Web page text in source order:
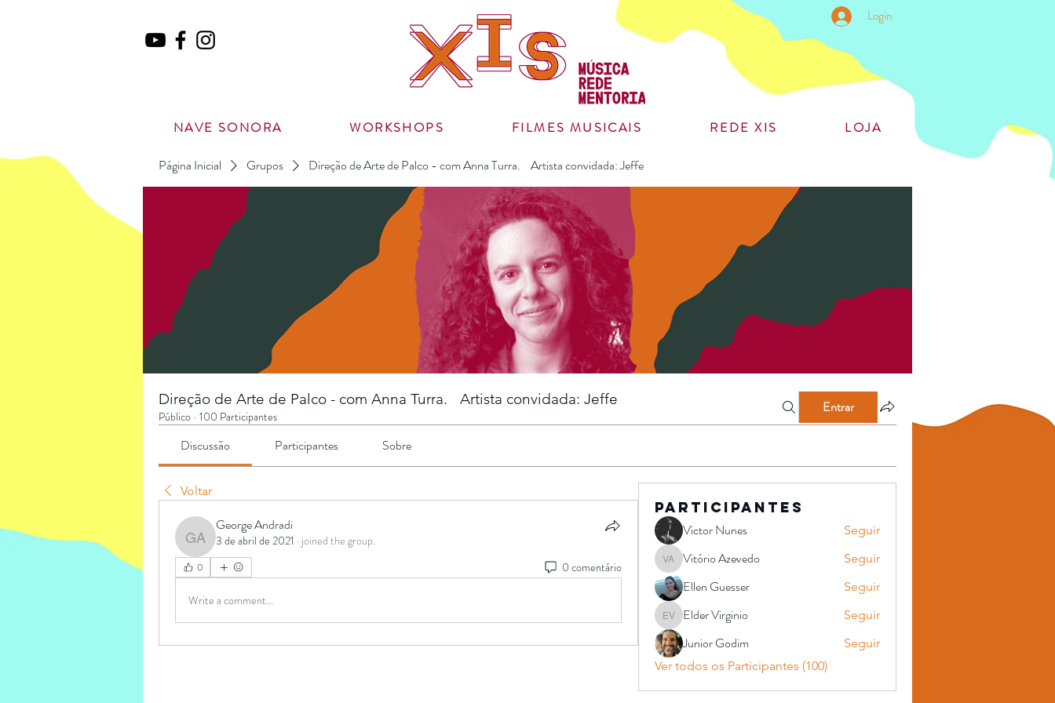
Login
NAVE SONORA WORKSHOPS FILMES MUSICAIS REDE XIS LOJA
Página Inicial Grupos Direção de Arte de Palco - com Anna Turra. Artista convidada: Jeffe
Direção de Arte de Palco - com Anna Turra. Artista convidada: Jeffe
Público · 100 Participantes
Entrar
Discussão Participantes Sobre
Voltar
George Andradi
George Andradi
3 de abril de 2021 · joined the group.
0 0 comentário
Write a comment...
Participantes
Victor Nunes
Seguir
Vitório Azevedo
Vitório Azevedo Seguir
Ellen Guesser Seguir
Elder Virginio
Elder Virginio Seguir
Junior Godim
Seguir
Ver todos os Participantes (100)